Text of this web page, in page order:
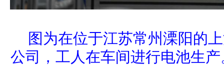
图为在位于江苏常州溧阳的
公司，工人在车间进行电池生